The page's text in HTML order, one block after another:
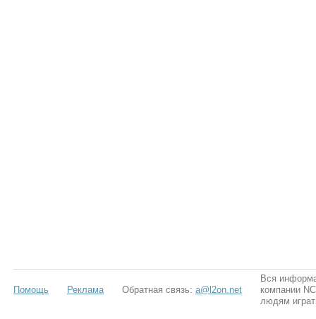
Помощь Реклама Обратная связь: a@l2on.net
Вся
компании
людям